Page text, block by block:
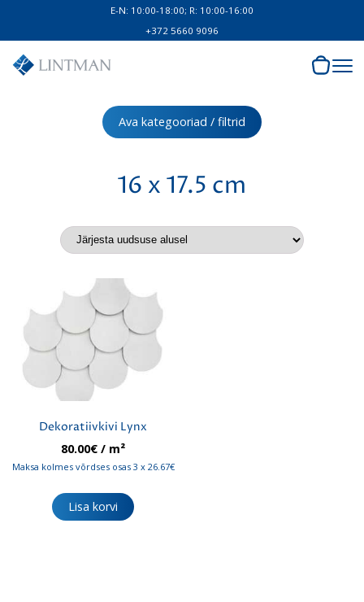
E-N: 10:00-18:00; R: 10:00-16:00
+372 5660 9096
Ava kategooriad / filtrid
16 x 17.5 cm
Dekoratiivkivi Lynx
80.00€ / m²
Maksa kolmes võrdses osas 3 x 26.67€
Lisa korvi